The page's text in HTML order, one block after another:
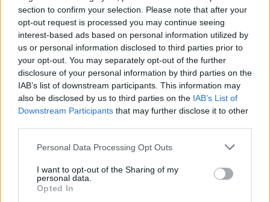
section to confirm your selection. Please note that after your
opt-out request is processed you may continue seeing
interest-based ads based on personal information utilized by
us or personal information disclosed to third parties prior to
your opt-out. You may separately opt-out of the further
disclosure of your personal information by third parties on the
IAB’s list of downstream participants. This information may
also be disclosed by us to third parties on the IAB’s List of
Downstream Participants that may further disclose it to other
Please note that this website/app uses one or more Google
not limited to your visit or usage behaviour. You may click to
grant or deny consent to Google and its third-party tags to
use your data for below specified purposes in below Google
Personal Data Processing Opt Outs
I want to opt-out of the Sharing of my
personal data.
Opted In
Meccs Center